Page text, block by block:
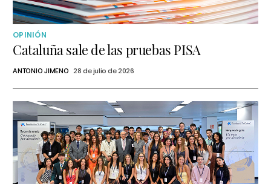
OPINIÓN
Cataluña sale de las pruebas PISA
ANTONIO JIMENO 28 de julio de 2026